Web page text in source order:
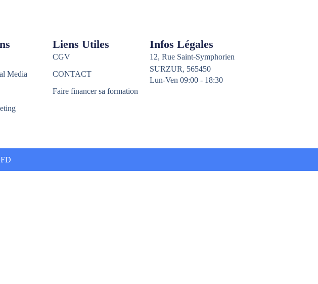
Media
Liens Utiles
CGV
CONTACT
Faire financer sa formation
Infos Légales
12, Rue Saint-Symphorien
SURZUR, 565450
Lun-Ven 09:00 - 18:30